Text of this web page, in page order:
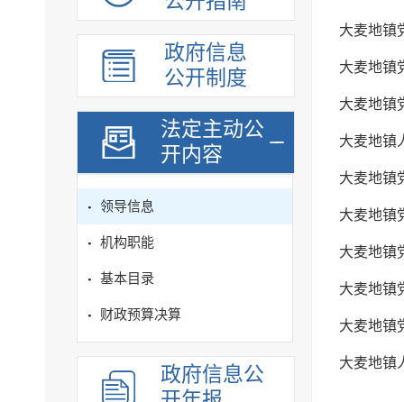
政府信息
公开制度
法定主动公
开内容
领导信息
机构职能
基本目录
财政预算决算
政府信息公
大麦地镇
大麦地镇
大麦地镇
大麦地镇
大麦地镇
大麦地镇
大麦地镇
大麦地镇
大麦地镇
大麦地镇